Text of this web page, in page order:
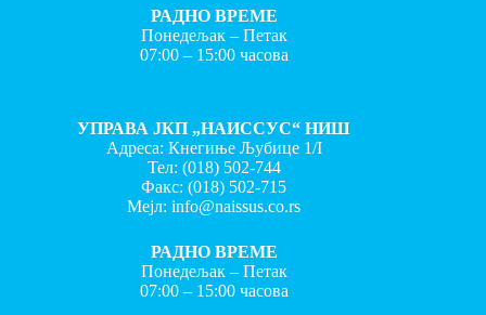
РАДНО ВРЕМЕ
Понедељак – Петак
07:00 – 15:00 часова
УПРАВА ЈКП „НАИССУС“ НИШ
Адреса: Кнегиње Љубице 1/I
Тел: (018) 502-744
Факс:(018) 502-715
Мејл:info@naissus.co.rs
РАДНО ВРЕМЕ
Понедељак – Петак
07:00 – 15:00 часова